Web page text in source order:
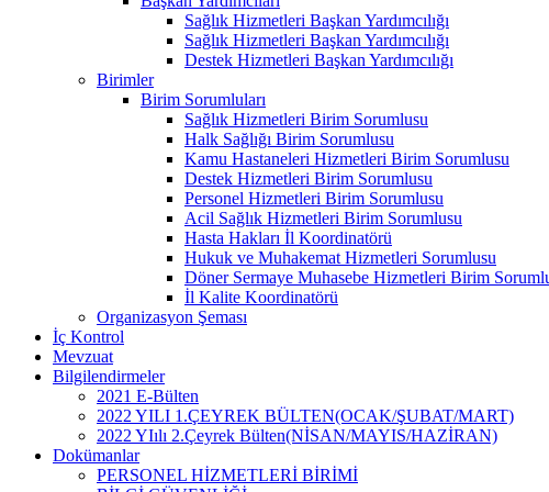
Sağlık Hizmetleri Başkan Yardımcılığı
Sağlık Hizmetleri Başkan Yardımcılığı
Destek Hizmetleri Başkan Yardımcılığı
Birimler
Birim Sorumluları
Sağlık Hizmetleri Birim Sorumlusu
Halk Sağlığı Birim Sorumlusu
Kamu Hastaneleri Hizmetleri Birim Sorumlusu
Destek Hizmetleri Birim Sorumlusu
Personel Hizmetleri Birim Sorumlusu
Acil Sağlık Hizmetleri Birim Sorumlusu
Hasta Hakları İl Koordinatörü
Hukuk ve Muhakemat Hizmetleri Sorumlusu
Döner Sermaye Muhasebe Hizmetleri Birim
İl Kalite Koordinatörü
Organizasyon Şeması
İç Kontrol
Mevzuat
Bilgilendirmeler
2021 E-Bülten
2022 YILI 1.ÇEYREK BÜLTEN(OCAK/ŞUBAT/MART)
2022 YIılı 2.Çeyrek Bülten(NİSAN/MAYIS/HAZİRAN)
Dokümanlar
PERSONEL HİZMETLERİ BİRİMİ